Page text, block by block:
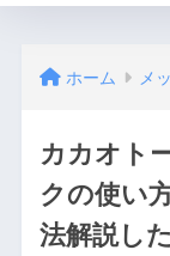
ホーム メ
カカオト
クの使い
法解説し